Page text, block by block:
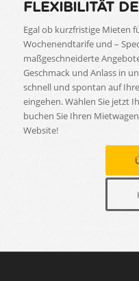
FLEXIBILITÄT
Egal ob kurzfristige Mieten
Wochenendtarife und –
maßgeschneiderte
Geschmack und Anlass in
schnell und spontan auf
eingehen. Wählen Sie jetzt
buchen Sie Ihren
Website!